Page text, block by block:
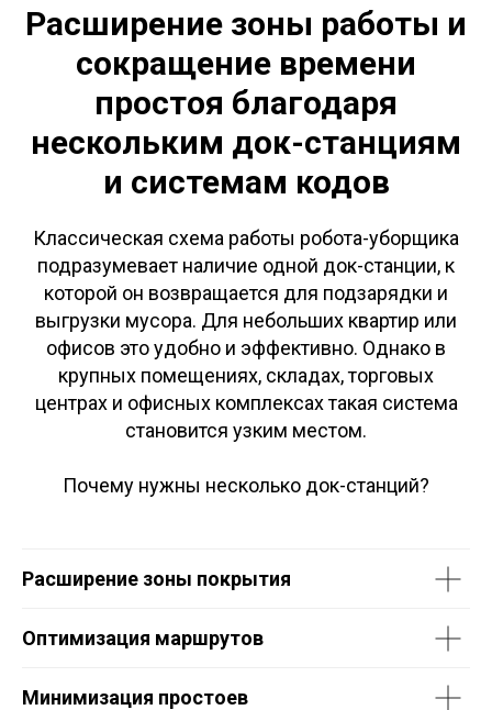
Расширение зоны работы и
сокращение времени
простоя благодаря
нескольким док-станциям
и системам кодов
Классическая схема работы робота-уборщика
подразумевает наличие одной док-станции, к
которой он возвращается для подзарядки и
выгрузки мусора. Для небольших квартир или
офисов это удобно и эффективно. Однако в
крупных помещениях, складах, торговых
центрах и офисных комплексах такая система
становится узким местом.
Почему нужны несколько док-станций?
Расширение зоны покрытия
Оптимизация маршрутов
Минимизация простоев